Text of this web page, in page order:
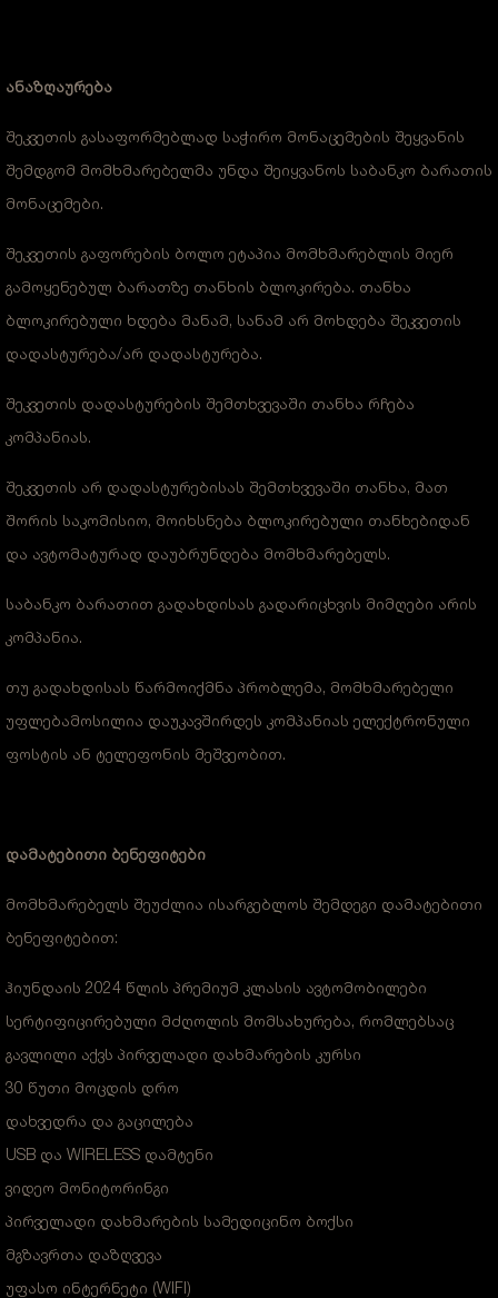
ანაზღაურება
შეკვეთის გასაფორმებლად საჭირო მონაცემების შეყვანის
შემდგომ მომხმარებელმა უნდა შეიყვანოს საბანკო ბარათის
მონაცემები.
შეკვეთის გაფორების ბოლო ეტაპია მომხმარებლის მიერ
გამოყენებულ ბარათზე თანხის ბლოკირება. თანხა
ბლოკირებული ხდება მანამ, სანამ არ მოხდება შეკვეთის
დადასტურება/არ დადასტურება.
შეკვეთის დადასტურების შემთხვევაში თანხა რჩება
კომპანიას.
შეკვეთის არ დადასტურებისას შემთხვევაში თანხა, მათ
შორის საკომისიო, მოიხსნება ბლოკირებული თანხებიდან
და ავტომატურად დაუბრუნდება მომხმარებელს.
საბანკო ბარათით გადახდისას გადარიცხვის მიმღები არის
კომპანია.
თუ გადახდისას წარმოიქმნა პრობლემა, მომხმარებელი
უფლებამოსილია დაუკავშირდეს კომპანიას ელექტრონული
ფოსტის ან ტელეფონის მეშვეობით.
დამატებითი ბენეფიტები
მომხმარებელს შეუძლია ისარგებლოს შემდეგი დამატებითი
ბენეფიტებით:
ჰიუნდაის 2024 წლის პრემიუმ კლასის ავტომობილები
სერტიფიცირებული მძღოლის მომსახურება, რომლებსაც
გავლილი აქვს პირველადი დახმარების კურსი
30 წუთი მოცდის დრო
დახვედრა და გაცილება
USB და WIRELESS დამტენი
ვიდეო მონიტორინგი
პირველადი დახმარების სამედიცინო ბოქსი
მგზავრთა დაზღვევა
უფასო ინტერნეტი (WIFI)